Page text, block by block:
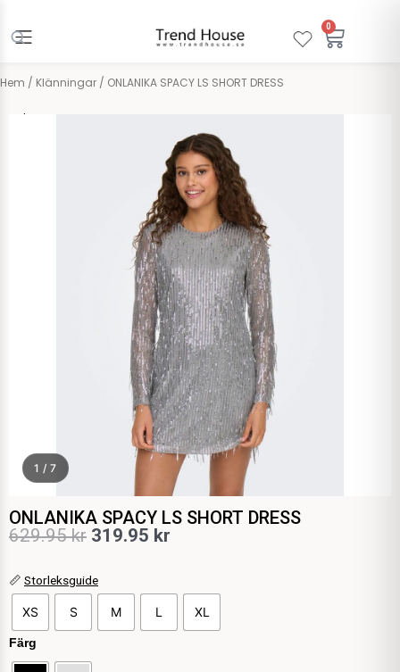
innehåll
0
Hem / Klänningar / ONLANIKA SPACY LS SHORT DRESS
1 / 7
ONLANIKA SPACY LS SHORT DRESS
629.95kr Det
priset
var:
319.95 kr
priset
📏 Storleksguide
XS S M L XL
Färg
ONLANIKA
SPACY
LS
SHORT
DRESS